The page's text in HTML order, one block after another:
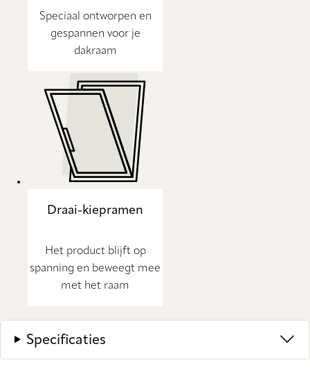
Speciaal ontworpen en
gespannen voor je
dakraam
Draai-kiepramen
Het product blijft op
spanning en beweegt mee
met het raam
Specificaties